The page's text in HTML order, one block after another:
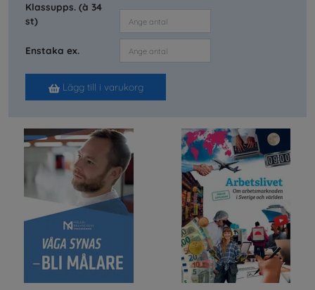
Klassupps. (à 34
st)
Enstaka ex.
Lägg till i varukorg